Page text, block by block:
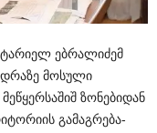
ტარიელ ებრალიძემ
მოსული
ზონებიდან
გამაგრება-